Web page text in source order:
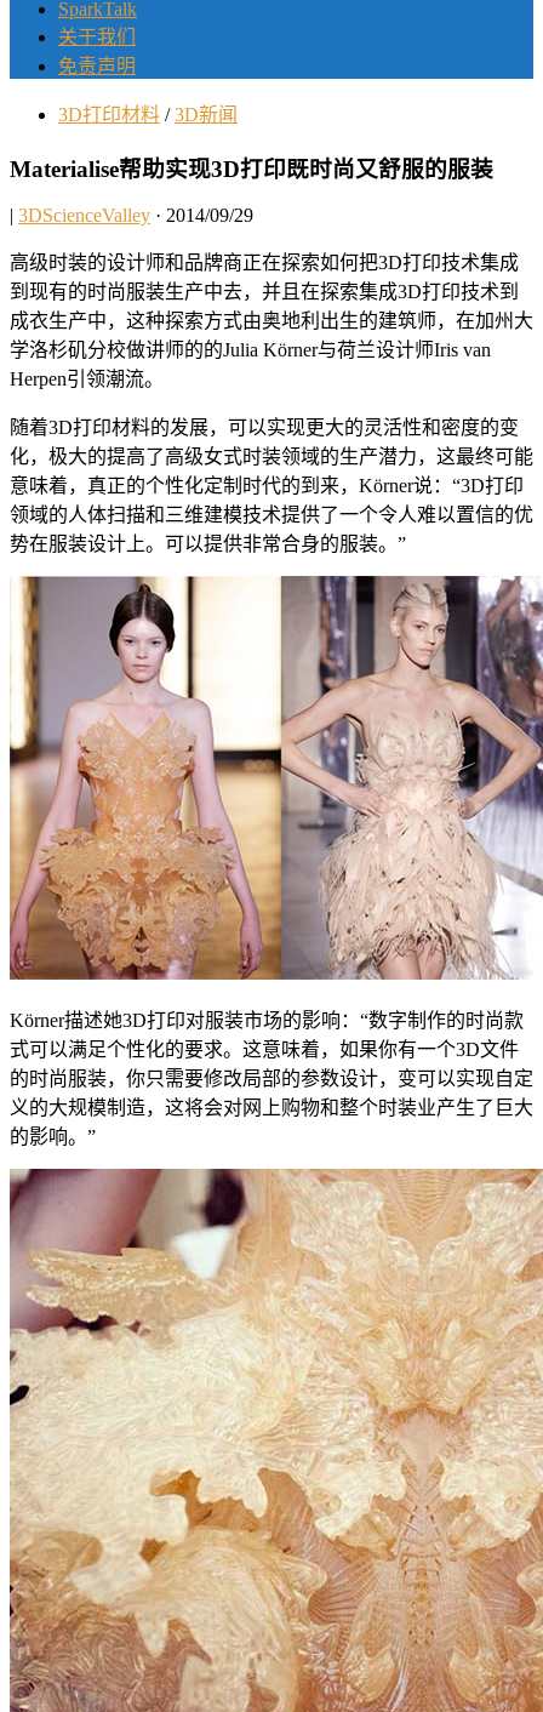
SparkTalk
关于我们
免责声明
3D打印材料 / 3D新闻
Materialise帮助实现3D打印既时尚又舒服的服装
| 3DScienceValley · 2014/09/29
高级时装的设计师和品牌商正在探索如何把3D打印技术集成
到现有的时尚服装生产中去，并且在探索集成3D打印技术到
成衣生产中，这种探索方式由奥地利出生的建筑师，在加州大
学洛杉矶分校做讲师的的Julia Körner与荷兰设计师Iris van
Herpen引领潮流。
随着3D打印材料的发展，可以实现更大的灵活性和密度的变
化，极大的提高了高级女式时装领域的生产潜力，这最终可能
意味着，真正的个性化定制时代的到来，Körner说：“3D打印
领域的人体扫描和三维建模技术提供了一个令人难以置信的优
势在服装设计上。可以提供非常合身的服装。”
Körner描述她3D打印对服装市场的影响：“数字制作的时尚款
式可以满足个性化的要求。这意味着，如果你有一个3D文件
的时尚服装，你只需要修改局部的参数设计，变可以实现自定
义的大规模制造，这将会对网上购物和整个时装业产生了巨大
的影响。”